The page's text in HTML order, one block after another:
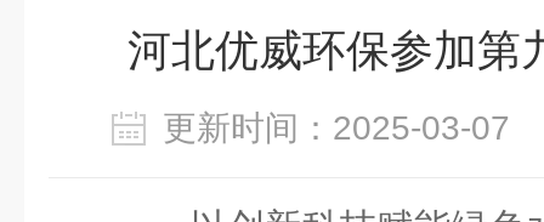
河北优威环保参加第
更新时间：2025-03-